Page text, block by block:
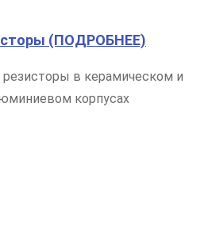
(ПОДРОБНЕЕ)
в керамическом и
корпусах